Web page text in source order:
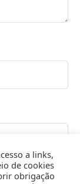
a links,
de cookies
obrigação